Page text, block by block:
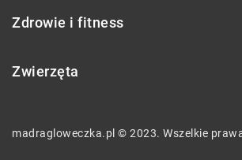
Zdrowie i fitness
Zwierzęta
madragloweczka.pl © 2023. Wszelkie